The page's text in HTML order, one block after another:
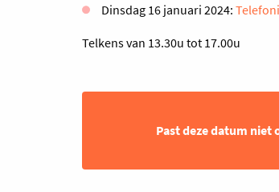
Dinsdag 16 januari 2024:
Telkens van 13.30u tot 17.00u
Past deze datum